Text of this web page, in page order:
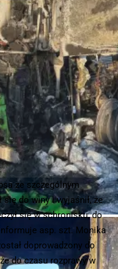
ze szczególnym
do winy i wyjaśnił, że
się w schronisku, do
asp. szt. Monika
doprowadzony do
do czasu rozprawy w